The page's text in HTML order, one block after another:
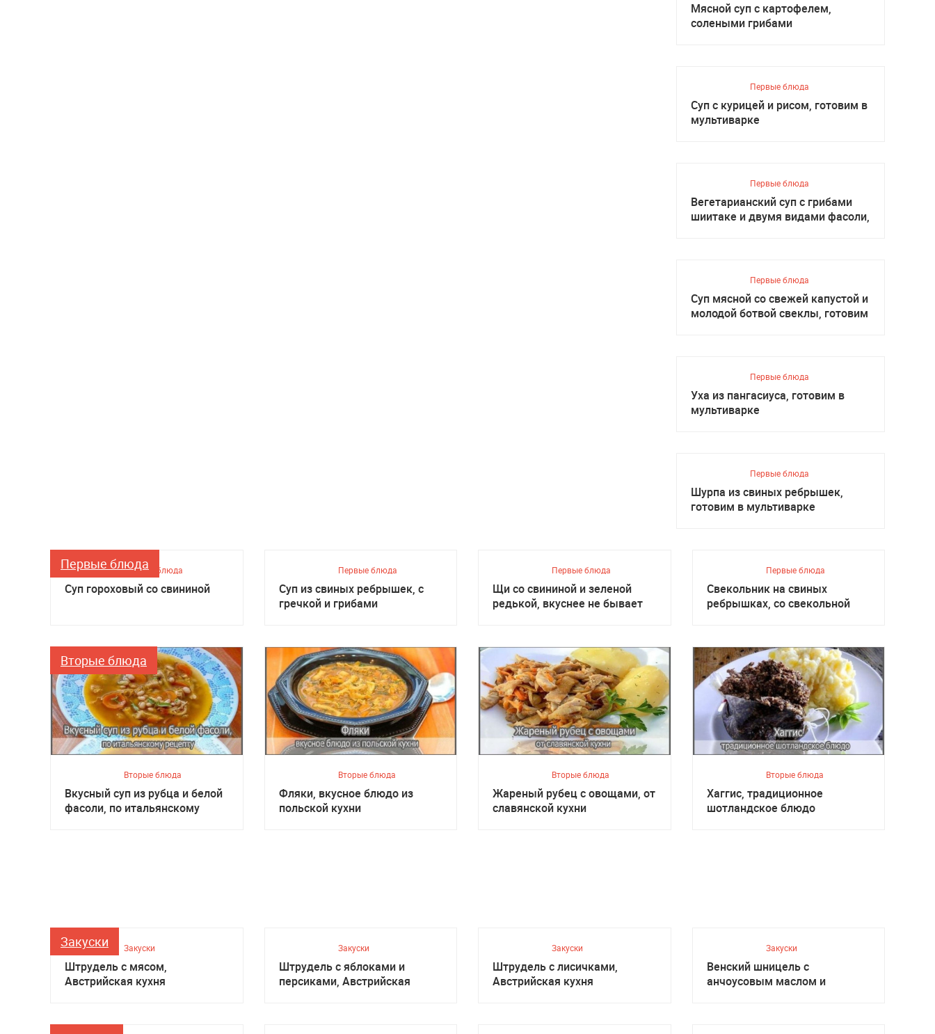
Мясной суп с картофелем,
солеными грибами
Первые блюда
Суп с курицей и рисом, готовим в
мультиварке
Первые блюда
Вегетарианский суп с грибами
шиитаке и двумя видами фасоли,
Первые блюда
Суп мясной со свежей капустой и
молодой ботвой свеклы, готовим
Первые блюда
Уха из пангасиуса, готовим в
мультиварке
Первые блюда
Шурпа из свиных ребрышек,
готовим в мультиварке
Первые блюдаПервые блюда
Суп гороховый со свининой
Первые блюда
Суп из свиных ребрышек, с
гречкой и грибами
Первые блюда
Щи со свининой и зеленой
редькой, вкуснее не бывает
Первые блюда
Свекольник на свиных
ребрышках, со свекольной
Вторые блюда
Вторые блюда
Вкусный суп из рубца и белой
фасоли, по итальянскому
Вторые блюда
Фляки, вкусное блюдо из
польской кухни
Вторые блюда
Жареный рубец с овощами, от
славянской кухни
Вторые блюда
Хаггис, традиционное
шотландское блюдо
Закуски Закуски
Штрудель с мясом,
Австрийская кухня
Закуски
Штрудель с яблоками и
персиками, Австрийская
Закуски
Штрудель с лисичками,
Австрийская кухня
Закуски
Венский шницель с
анчоусовым маслом и